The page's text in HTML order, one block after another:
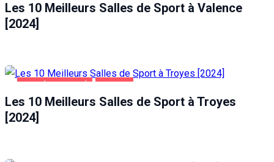
Les 10 Meilleurs Salles de Sport à Valence
[2024]
Les 10 Meilleurs Salles de Sport à Troyes
[2024]